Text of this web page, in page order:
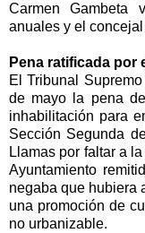
Carmen Gambeta
anuales y el
Pena ratificada por
El Tribunal
de mayo la pena
inhabilitación para
Sección Segunda
Llamas por faltar a
Ayuntamiento
negaba que hubiera
una promoción de
no urbanizable.